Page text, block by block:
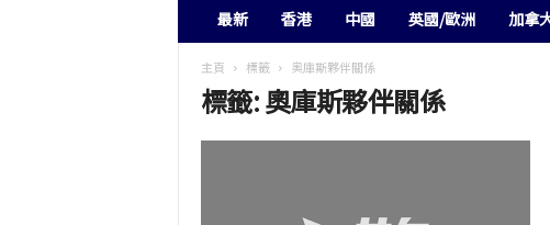
最新 香港 中國 英國/歐洲 加拿
主頁 標籤 奧庫斯夥伴關係
標籤: 奧庫斯夥伴關係